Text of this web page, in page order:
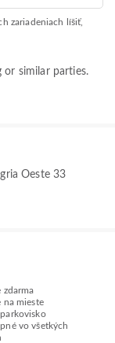
zariadeniach líšiť,
or similar parties.
Oeste 33
zdarma
na mieste
vo všetkých